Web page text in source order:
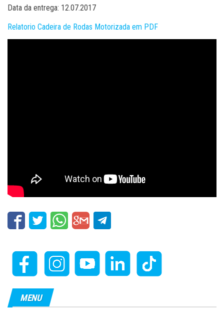
Data da entrega: 12.07.2017
Relatorio Cadeira de Rodas Motorizada em PDF
MENU